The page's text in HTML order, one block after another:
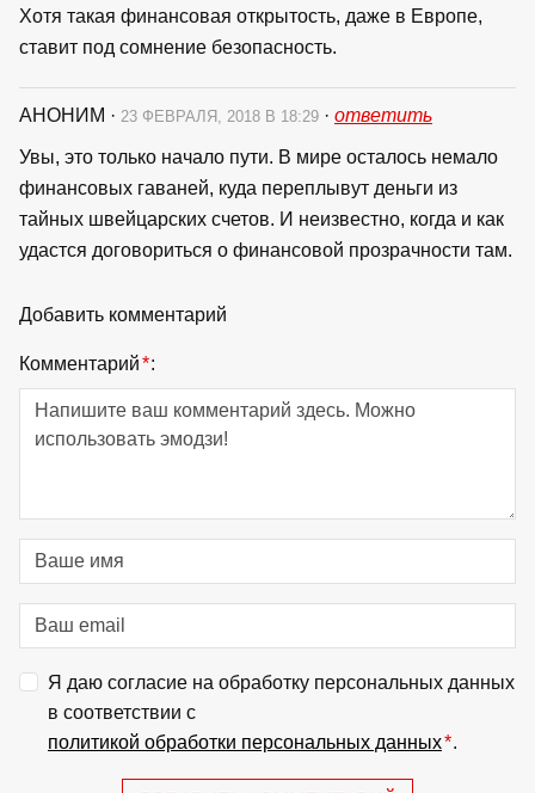
Хотя такая финансовая открытость, даже в Европе,
ставит под сомнение безопасность.
АНОНИМ · 23 ФЕВРАЛЯ, 2018 В 18:29 · ответить
Увы, это только начало пути. В мире осталось немало
финансовых гаваней, куда переплывут деньги из
тайных швейцарских счетов. И неизвестно, когда и как
удастся договориться о финансовой прозрачности там.
Добавить комментарий
Комментарий*:
Я даю согласие на обработку персональных данных
в соответствии с
политикой обработки персональных данных*.